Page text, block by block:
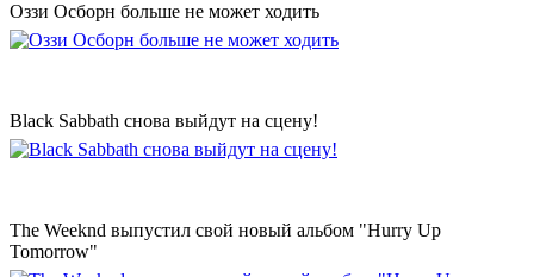
Оззи Осборн больше не может ходить
Black Sabbath снова выйдут на сцену!
The Weeknd выпустил свой новый альбом "Hurry Up
Tomorrow"